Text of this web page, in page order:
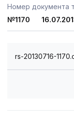
Номер документа
№1170
rs-20130716-